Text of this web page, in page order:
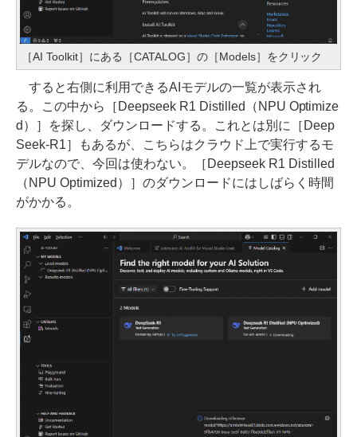
［AI Toolkit］にある［CATALOG］の［Models］をクリック
すると右側に利用できるAIモデルの一覧が表示され
る。この中から［Deepseek R1 Distilled（NPU Optimize
d）］を探し、ダウンロードする。これとは別に［Deep
Seek-R1］もあるが、こちらはクラウド上で実行するモ
デルなので、今回は使わない。［Deepseek R1 Distilled
（NPU Optimized）］のダウンロードにはしばらく時間
がかかる。